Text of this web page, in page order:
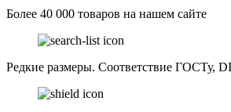
Более 40 000 товаров на нашем сайте
Редкие размеры. Соответствие ГОСТу,